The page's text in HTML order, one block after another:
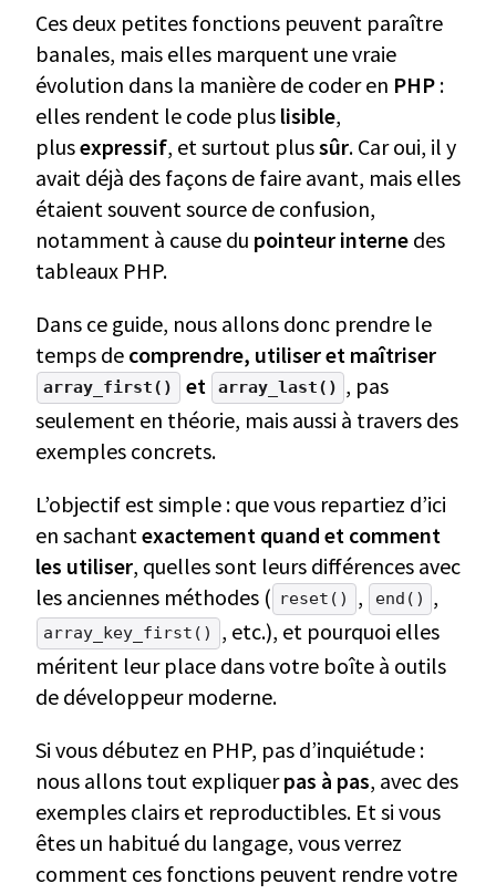
Ces deux petites fonctions peuvent paraître
banales, mais elles marquent une vraie
évolution dans la manière de coder en PHP :
elles rendent le code plus lisible,
plusexpressif, et surtout plussûr. Car oui, il y
avait déjà des façons de faire avant, mais elles
étaient souvent source de confusion,
notamment à cause du pointeur interne des
tableaux PHP.
Dans ce guide, nous allons donc prendre le
temps de comprendre, utiliser et maîtriser
array_first() et array_last() , pas
seulement en théorie, mais aussi à travers des
exemples concrets.
L’objectif est simple : que vous repartiez d’ici
en sachant exactement quand et comment
les utiliser, quelles sont leurs différences avec
les anciennes méthodes ( reset() , end() ,
array_key_first()
, etc.), et pourquoi elles
méritent leur place dans votre boîte à outils
de développeur moderne.
Si vous débutez en PHP, pas d’inquiétude :
nous allons tout expliquerpas à pas, avec des
exemples clairs et reproductibles. Et si vous
êtes un habitué du langage, vous verrez
comment ces fonctions peuvent rendre votre